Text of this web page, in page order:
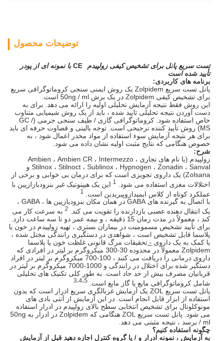
توضیحات محصول
تست سریع پانل برای تشخیص کیفی زولپیدم CE با نمونه ای از پودر
تأیید شده است
برنامه های کاربردی:
پانل تست سریع Zolpidem یک روش ایمنی سنجی کروماتوگرافی سریع
برای تشخیص کیفی Zolpidem در یک برش 50ng / ml است.
این روش فقط نتیجه آزمایش تحلیلی اولیه را ارائه می دهد. برای به
دست آوردن نتیجه تحلیلی تایید شده ، باید از یک روش شیمیایی متناوب
خاص استفاده شود. کروماتوگرافی گازی / طیف سنجی جرمی (GC /
MS) روش تأیید کننده ترجیحی است. توجه بالینی و قضاوت حرفه ای باید
برای هر نتیجه آزمایش سوء استفاده از مواد مخدر اعمال شود ، به
خصوص هنگامی که نتایج مثبت اولیه نشان داده می شود.
شرح:
زولپیدم (با نام های تجاری Ambien ، Ambien CR ، Intermezzo ،
Stilnox ، Stilnoct ، Sublinox ، Hypnogen ، Zonadin ، Sanval و
Zolsana) یک داروی تجویزی است که برای درمان بی خوابی و برخی از
اختلالات مغزی استفاده می شود.
1 این یک هیپنوتیک غیر بنزودیازازپین با
عملکرد کوتاه از کلاس ایمیدازوپیریدین است.
1
با اتصال به گیرنده های GABA در همان مکان بنزودیازپین ها ، GABA ،
یک انتقال دهنده عصبی بازدارنده را تقویت می کند.
2 به سرعت کار می
کند ، معمولاً در مدت زمان 15 دقیقه ، و نیمه عمر دو تا سه ساعت دارد.
برای تأیید تشخیص مسمومیت در بیماران بستری ، تهیه زولپیدم در خون یا
پلاسما قابل تشخیص است ، شواهدی در دستگیری رانندگی مختل شده ،
یا کمک به یک داروی - تحقیقات مرگ قانونی غلظت خون یا پلاسما
Zolpidem معمولاً در محدوده 30-300 میکروگرم بر لیتر در افرادی که
داروی درمانی را دریافت می کنند ، 100-700 میکروگرم بر لیتر در افراد
دستگیر شده برای اختلال در رانندگی و 1000-7000
میکروگرم بر لیتر در
قربانیان مصرف بیش از حد حاد است. به طور کلی تکنیک های تحلیلی
شامل کروماتوگرافی مایع یا گاز مایع است.
3،4،5
پانل تست سریع ZOL یک آزمایش غربالگری سریع ادرار است که بدون
استفاده از ابزار قابل انجام است. در این آزمایش از آنتی بادی های
مونوکلونال برای تشخیص انتخابی سطح بالای زولپیدم در ادرار استفاده
می شود. پانل تست سریع ZOL هنگامی که Zolpidem در ادرار به 50ng
/ ml برسد ، نتیجه مثبتی می دهد.
چگونه استفاده کنیم؟
به آزمایش ، نمونه ادرار و / یا گروه کنترل اجازه دهید قبل از آزمایش